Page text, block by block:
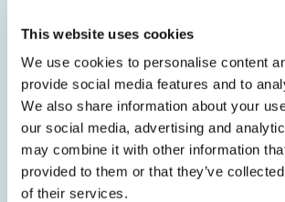
This website uses cookies
We use cookies to personalise content
provide social media features and to
We also share information about your
our social media, advertising and
may combine it with other information
provided to them or that they’ve
of their services.
à cette échelle mondiale. Ils ont apprécié
unique d'être impliqués dans un projet
envergure et de travailler avec une
professionnels expérimentés.
Chez MTD, vous aurez l'occasion d'en
davantage sur votre domaine, de